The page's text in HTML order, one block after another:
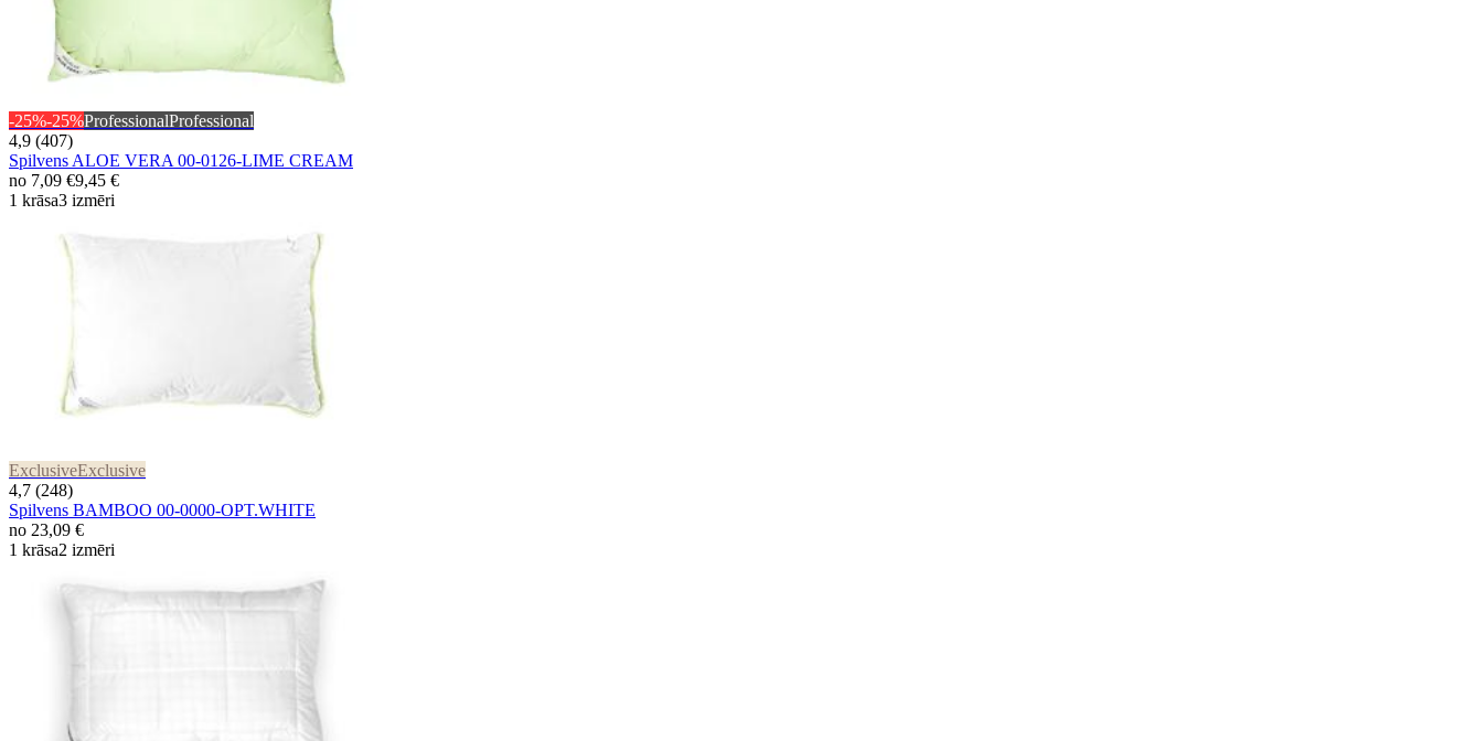
-25%-25%ProfessionalProfessional
4,9 (407)
Spilvens ALOE VERA 00-0126-LIME CREAM
no 7,09 €9,45 €
1 krāsa3 izmēri
ExclusiveExclusive
4,7 (248)
Spilvens BAMBOO 00-0000-OPT.WHITE
no 23,09 €
1 krāsa2 izmēri